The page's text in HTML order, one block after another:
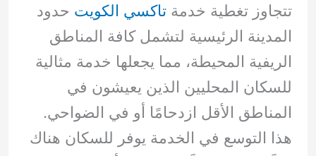
تتجاوز تغطية خدمة تاكسي الكويت حدود
المدينة الرئيسية لتشمل كافة المناطق
الريفية المحيطة، مما يجعلها خدمة مثالية
للسكان المحليين الذين يعيشون في
المناطق الأقل ازدحامًا أو في الضواحي.
هذا التوسع في الخدمة يوفر للسكان هناك